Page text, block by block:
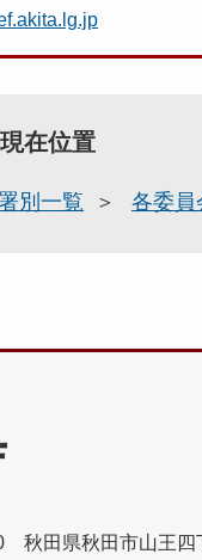
在位置
別一覧 各委員
秋田県秋田市山王四